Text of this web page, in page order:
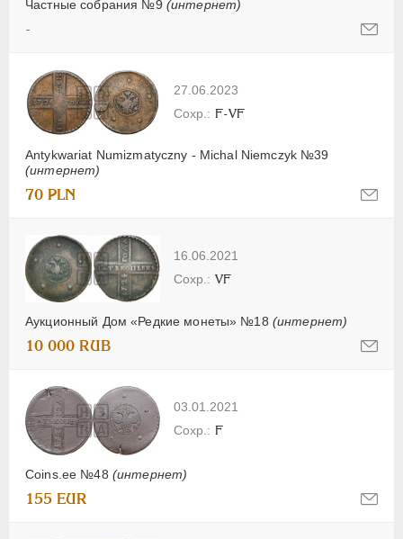
Частные собрания №9 (интернет)
-
27.06.2023
Antykwariat Numizmatyczny - Michal Niemczyk №39
(интернет)
F-VF
70 PLN
16.06.2021
Аукционный Дом «Редкие монеты» №18 (интернет)
VF
10 000 RUB
03.01.2021
Coins.ee №48 (интернет)
F
155 EUR